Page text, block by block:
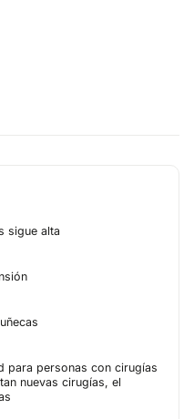
sigue alta
para personas con cirugías
nuevas cirugías, el